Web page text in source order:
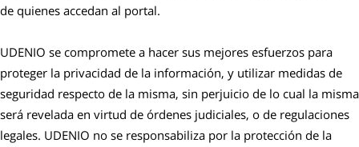
de quienes accedan al portal.
UDENIO se compromete a hacer sus mejores esfuerzos para
proteger la privacidad de la información, y utilizar medidas de
seguridad respecto de la misma, sin perjuicio de lo cual la misma
será revelada en virtud de órdenes judiciales, o de regulaciones
legales. UDENIO no se responsabiliza por la protección de la